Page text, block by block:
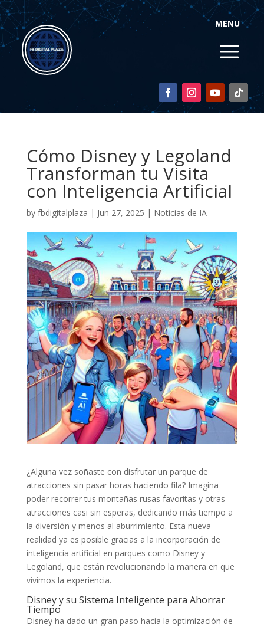
MENU
Cómo Disney y Legoland
Transforman tu Visita
con Inteligencia Artificial
by fbdigitalplaza | Jun 27, 2025 | Noticias de IA
¿Alguna vez soñaste con disfrutar un parque de
atracciones sin pasar horas haciendo fila? Imagina
poder recorrer tus montañas rusas favoritas y otras
atracciones casi sin esperas, dedicando más tiempo a
la diversión y menos al aburrimiento. Esta nueva
realidad ya es posible gracias a la incorporación de
inteligencia artificial en parques como Disney y
Legoland, que están revolucionando la manera en que
vivimos la experiencia.
Disney y su Sistema Inteligente para Ahorrar
Tiempo
Disney ha dado un gran paso hacia la optimización de